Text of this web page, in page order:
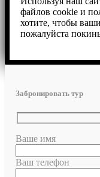
файлов cookie и
хотите, чтобы
пожалуйста
Забронировать тур
Ваше имя
Ваш телефон